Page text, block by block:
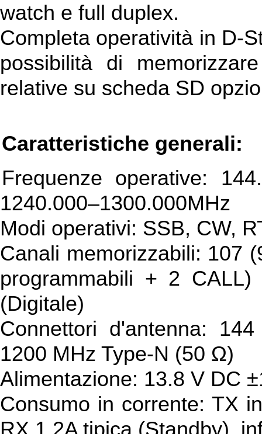
watch e full duplex.
Completa operatività in D-
possibilità di
relative su scheda SD
Caratteristiche generali:
Frequenze operative:
1240.000–1300.000MHz
Modi operativi: SSB, CW,
Canali memorizzabili: 107
programmabili + 2
(Digitale)
Connettori d'antenna:
1200 MHz Type-N (50 Ω)
Alimentazione: 13.8 V DC
Consumo in corrente: TX